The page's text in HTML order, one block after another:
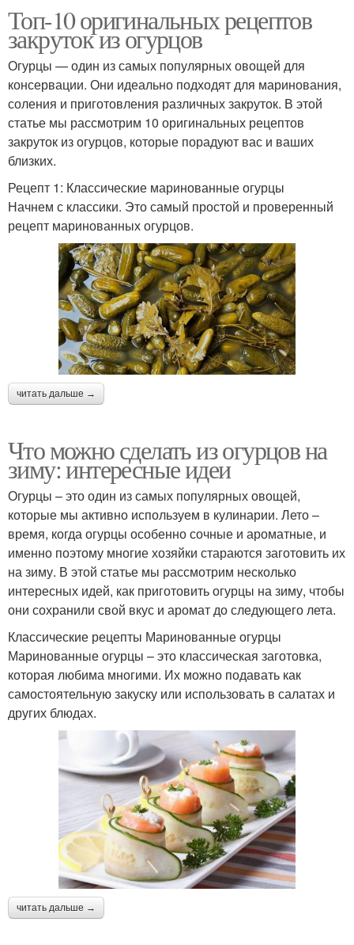
Топ-10 оригинальных рецептов
закруток из огурцов
Огурцы — один из самых популярных овощей для
консервации. Они идеально подходят для маринования,
соления и приготовления различных закруток. В этой
статье мы рассмотрим 10 оригинальных рецептов
закруток из огурцов, которые порадуют вас и ваших
близких.
Рецепт 1: Классические маринованные огурцы
Начнем с классики. Это самый простой и проверенный
рецепт маринованных огурцов.
читать дальше →
Что можно сделать из огурцов на
зиму: интересные идеи
Огурцы – это один из самых популярных овощей,
которые мы активно используем в кулинарии. Лето –
время, когда огурцы особенно сочные и ароматные, и
именно поэтому многие хозяйки стараются заготовить их
на зиму. В этой статье мы рассмотрим несколько
интересных идей, как приготовить огурцы на зиму, чтобы
они сохранили свой вкус и аромат до следующего лета.
Классические рецепты Маринованные огурцы
Маринованные огурцы – это классическая заготовка,
которая любима многими. Их можно подавать как
самостоятельную закуску или использовать в салатах и
других блюдах.
читать дальше →